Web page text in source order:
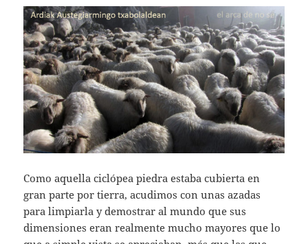
Como aquella ciclópea piedra estaba cubierta en
gran parte por tierra, acudimos con unas azadas
para limpiarla y demostrar al mundo que sus
dimensiones eran realmente mucho mayores que lo